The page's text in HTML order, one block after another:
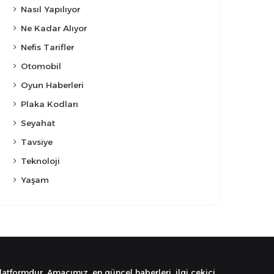
Nasıl Yapılıyor
Ne Kadar Alıyor
Nefis Tarifler
Otomobil
Oyun Haberleri
Plaka Kodları
Seyahat
Tavsiye
Teknoloji
Yaşam